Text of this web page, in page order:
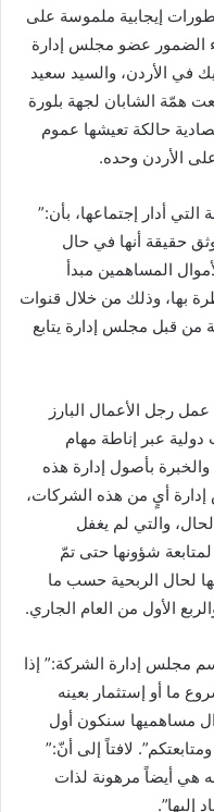
إيجابية ملموسة على
الضمور عضو مجلس إدارة
في الأردن، والسيد سعيد
همّة الشابان لجهة بلورة
حالكة تعيشها عموم
الأردن وحده.
التي أدار إجتماعها، بأن:”
حقيقة أنها في حال
المساهمين مبدأ
بها، وذلك من خلال قنوات
من قبل مجلس إدارة يتابع
رجل الأعمال البارز
عبر إناطة مهام
بأصول إدارة هذه
أيٍ من هذه الشركات،
والتي لم يغفل
شؤونها حتى تمّ
لحال الربحية حسب ما
الأول من العام الجاري.
مجلس إدارة الشركة:” إذا
ما أو إستثمار بعينه
مساهميها سنكون أول
لافتاً إلى أنّ:”
هي أيضاً مرهونة لذات
إليها”.